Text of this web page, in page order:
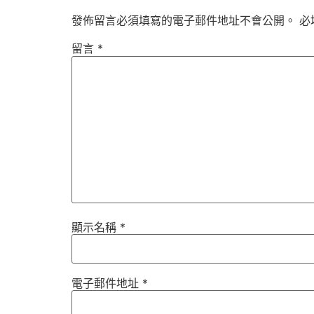
發佈留言必須填寫的電子郵件地址不會公開。 必
留言 *
顯示名稱 *
電子郵件地址 *